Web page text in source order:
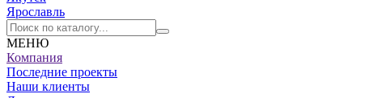
Ярославль
МЕНЮ
Компания
Последние проекты
Наши клиенты